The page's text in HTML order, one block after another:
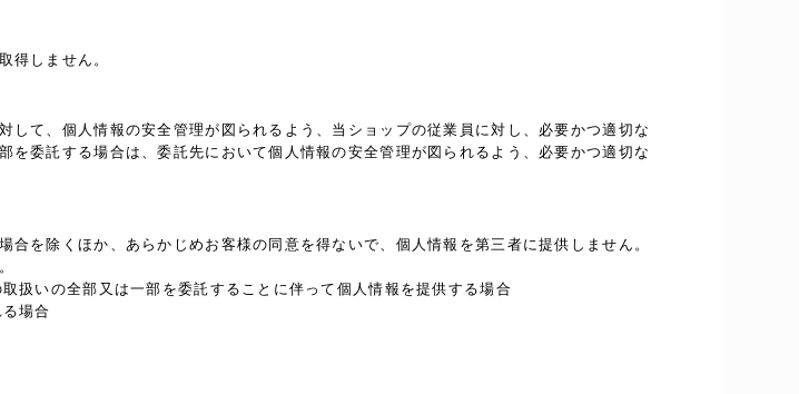
得しません。
て、個人情報の安全管理が図られるよう、当ショップの従業員に対し、必要かつ適切な
委託する場合は、委託先において個人情報の安全管理が図られるよう、必要かつ適切な
を除くほか、あらかじめお客様の同意を得ないで、個人情報を第三者に提供しません。
扱いの全部又は一部を委託することに伴って個人情報を提供する場合
場合